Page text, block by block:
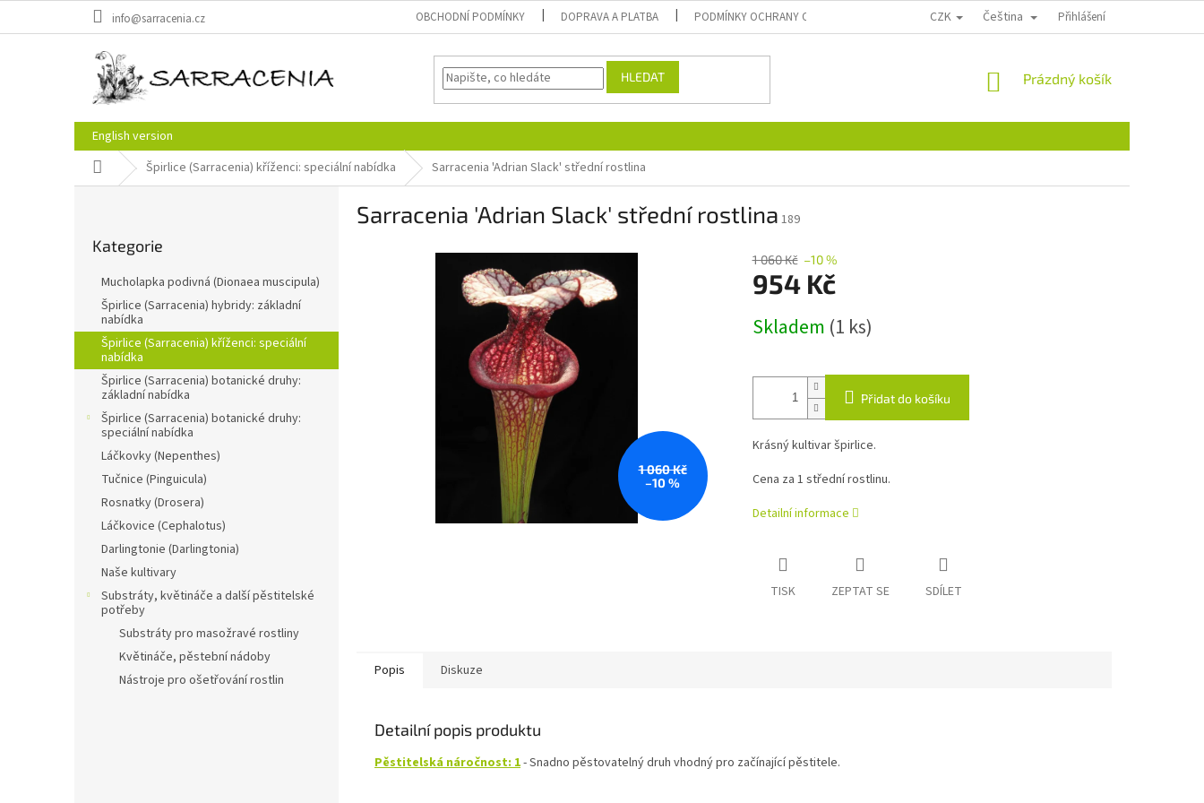
info@sarracenia.cz OBCHODNÍ PODMÍNKY DOPRAVA A PLATBA PODMÍNKY OCHRANY OSOBNÍCH ÚDAJŮ KONTAKTY REKLAMACE A VRÁCENÍ
CZK Čeština Přihlášení
HLEDAT
NÁKUPNÍ
Prázdný košík
English version
Domů Špirlice (Sarracenia) kříženci: speciální nabídka Sarracenia 'Adrian Slack' střední rostlina
n
p
kategorie
Kategorie
Mucholapka podivná (Dionaea muscipula)
Špirlice (Sarracenia) hybridy: základní
nabídka
Špirlice (Sarracenia) kříženci: speciální
nabídka
Špirlice (Sarracenia) botanické druhy:
základní nabídka
Špirlice (Sarracenia) botanické druhy:
speciální nabídka
Láčkovky (Nepenthes)
Tučnice (Pinguicula)
Rosnatky (Drosera)
Láčkovice (Cephalotus)
Darlingtonie (Darlingtonia)
Naše kultivary
Substráty, květináče a další pěstitelské
potřeby
Substráty pro masožravé rostliny
Květináče, pěstební nádoby
Nástroje pro ošetřování rostlin
Sarracenia 'Adrian Slack' střední rostlina 189
1 060 Kč
–10 %
1 060 Kč –10 %
954 Kč
cena:
Skladem (1 ks)
Přidat do košíku
Krásný kultivar špirlice.
Cena za 1 střední rostlinu.
Detailní informace
TISK ZEPTAT SE SDÍLET
Popis Diskuze
Detailní popis produktu
Pěstitelská náročnost: 1- Snadno pěstovatelný druh vhodný pro začínající pěstitele.